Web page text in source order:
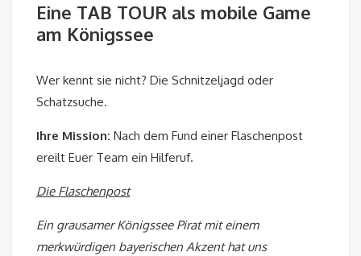
Eine TAB TOUR als mobile Game
am Königssee
Wer kennt sie nicht? Die Schnitzeljagd oder
Schatzsuche.
Ihre Mission: Nach dem Fund einer Flaschenpost
ereilt Euer Team ein Hilferuf.
Die Flaschenpost
Ein grausamer Königssee Pirat mit einem
merkwürdigen bayerischen Akzent hat uns